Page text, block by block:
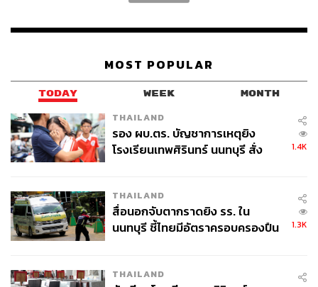
MOST POPULAR
TODAY WEEK MONTH
THAILAND
รอง ผบ.ตร. บัญชาการเหตุยิง
โรงเรียนเทพศิรินทร์ นนทบุรี สั่ง
1.4K
THAILAND
สื่อนอกจับตากราดยิง รร. ใน
นนทบุรี ชี้ไทยมีอัตราครอบครองปืน
1.3K
THAILAND